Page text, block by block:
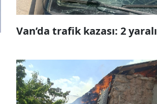
Van’da trafik kazası: 2 yaralı